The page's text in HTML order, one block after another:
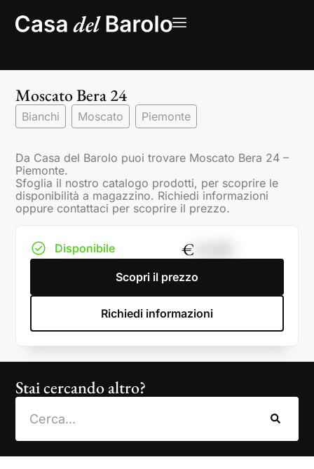
Moscato Bera 24
Bianchi Moscato Piemonte
Da Casa del Barolo puoi trovare Moscato Bera 24 –
Piemonte.
Sfoglia il nostro catalogo prodotti, per scoprire le
disponibilità a magazzino. Richiedi informazioni
oppure contattaci per scoprire il prezzo.
Disponibile €
Scopri il prezzo
Richiedi informazioni
Stai cercando altro?